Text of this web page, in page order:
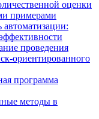
оценки
примерами
автоматизации:
проведения
ориентированного
программа
методы в